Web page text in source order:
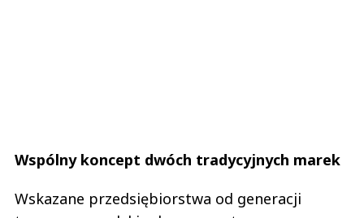
Wspólny koncept dwóch tradycyjnych marek
Wskazane przedsiębiorstwa od generacji